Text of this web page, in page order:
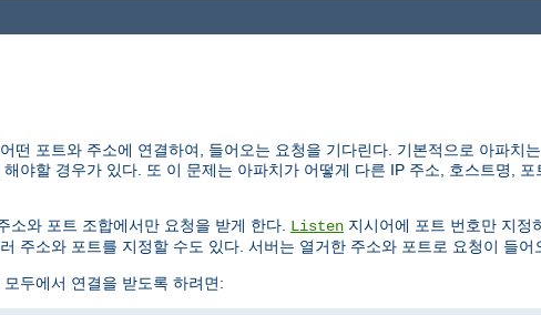
떤 포트와 주소에 연결하여, 들어오는 요청을 기다린다. 기본적으로 아파치
야할 경우가 있다. 또 이 문제는 아파치가 어떻게 다른 IP 주소, 호스트명,
소와 포트 조합에서만 요청을 받게 한다. Listen 지시어에 포트 번호만 지정
주소와 포트를 지정할 수도 있다. 서버는 열거한 주소와 포트로 요청이 들어
두에서 연결을 받도록 하려면: